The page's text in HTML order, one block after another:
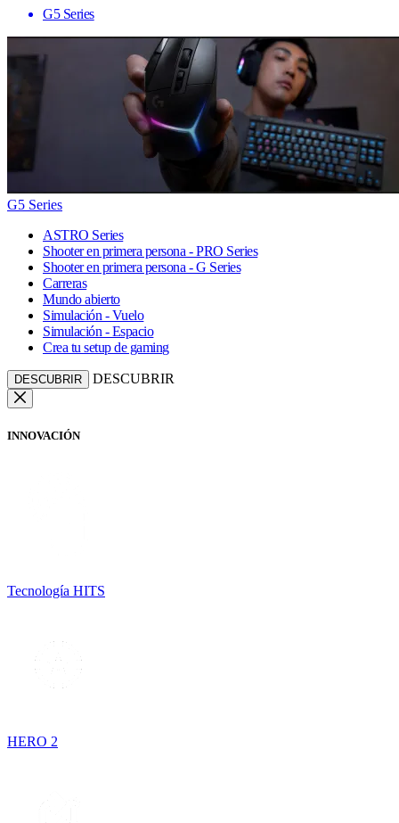
G5 Series
G5 Series
ASTRO Series
Shooter en primera persona - PRO Series
Shooter en primera persona - G Series
Carreras
Mundo abierto
Simulación - Vuelo
Simulación - Espacio
Crea tu setup de gaming
DESCUBRIR DESCUBRIR
INNOVACIÓN
Tecnología HITS
HERO 2